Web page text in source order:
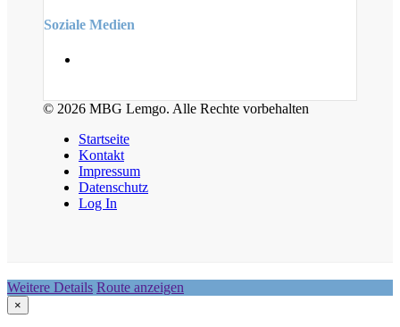
Soziale Medien
© 2026 MBG Lemgo. Alle Rechte vorbehalten
Startseite
Kontakt
Impressum
Datenschutz
Log In
Weitere Details Route anzeigen
×